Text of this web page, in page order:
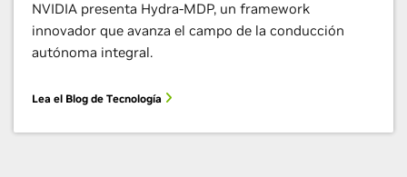
NVIDIA presenta Hydra-MDP, un framework
innovador que avanza el campo de la conducción
autónoma integral.
Lea el Blog de Tecnología